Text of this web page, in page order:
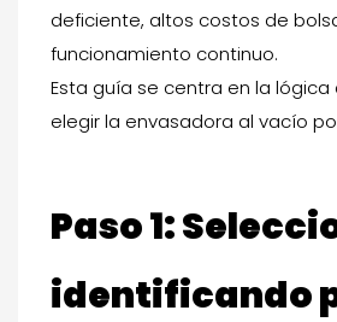
deficiente, altos costos de
funcionamiento continuo.
Esta guía se centra en la
elegir la envasadora al vacío
Paso 1:
identificando